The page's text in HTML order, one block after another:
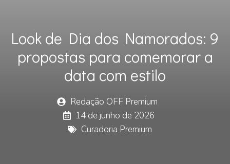
Look de Dia dos Namorados: 9
propostas para comemorar a
data com estilo
Redação OFF Premium
14 de junho de 2026
Curadoria Premium